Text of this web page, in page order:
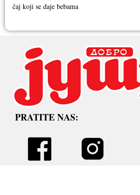
čaj koji se daje bebama
PRATITE NAS: